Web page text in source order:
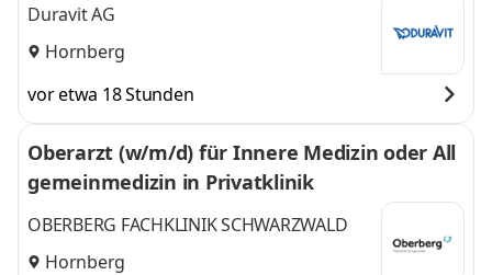
Duravit AG
Hornberg
vor etwa 18 Stunden
Oberarzt (w/m/d) für Innere Medizin oder All
gemeinmedizin in Privatklinik
OBERBERG FACHKLINIK SCHWARZWALD
Hornberg